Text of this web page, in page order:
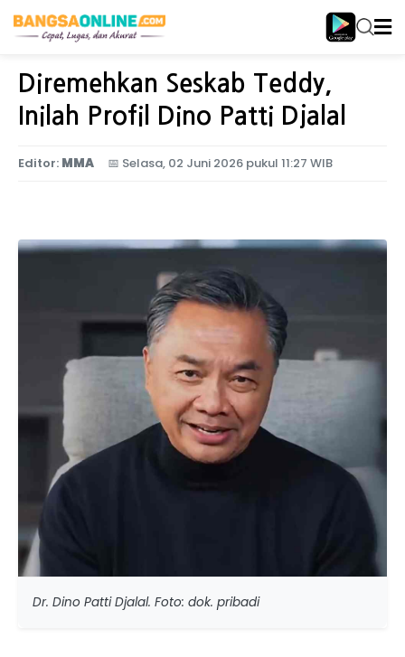
Home Politik
Diremehkan Seskab Teddy,
Inilah Profil Dino Patti Djalal
Editor: MMA 📅 Selasa, 02 Juni 2026 pukul 11:27 WIB
Dr. Dino Patti Djalal. Foto: dok. pribadi